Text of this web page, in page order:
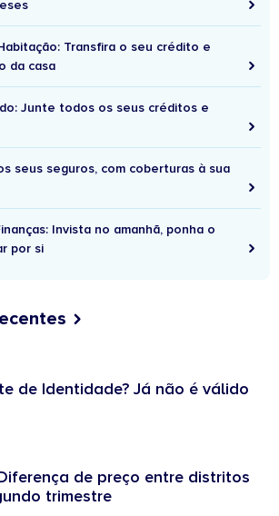
Transfira o seu crédito e
da casa
Junte todos os seus créditos e
seus seguros, com coberturas à sua
Invista no amanhã, ponha o
por si
de Identidade? Já não é válido
de preço entre distritos
trimestre